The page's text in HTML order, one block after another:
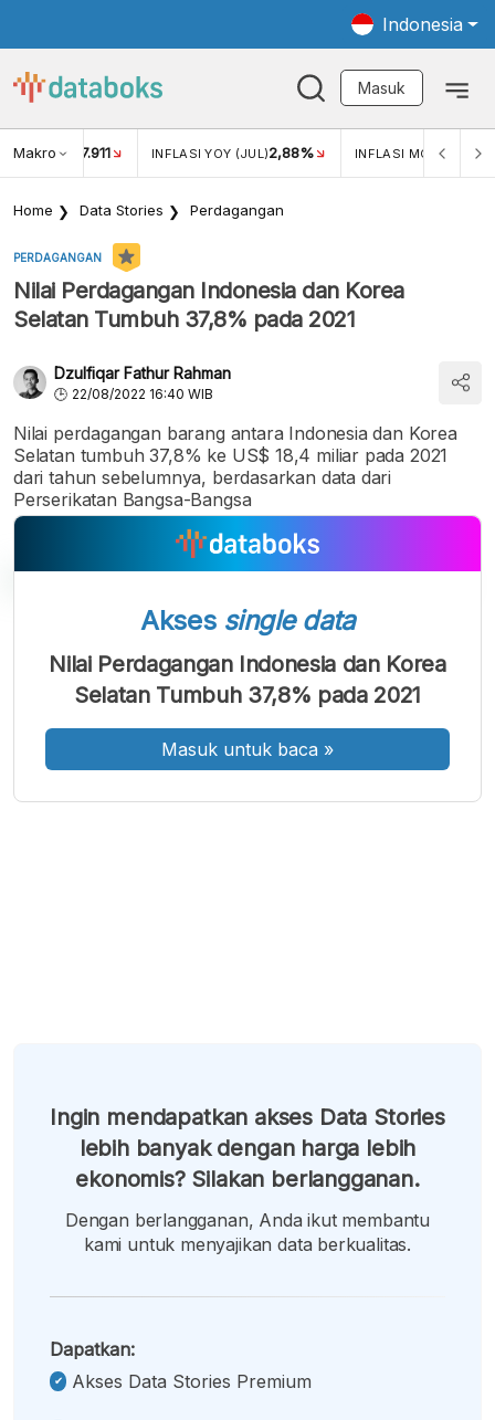
Indonesia
Masuk
Makro
USD/IDR 17.911 INFLASI YOY (JUL)2,88% INFLASI MOM (JUL)-
Home Data Stories Perdagangan
PERDAGANGAN
Nilai Perdagangan Indonesia dan Korea
Selatan Tumbuh 37,8% pada 2021
Dzulfiqar Fathur Rahman
22/08/2022 16:40 WIB
Nilai perdagangan barang antara Indonesia dan Korea
Selatan tumbuh 37,8% ke US$ 18,4 miliar pada 2021
dari tahun sebelumnya, berdasarkan data dari
Perserikatan Bangsa-Bangsa
A
Font
Kecil
A
Font
Sedang
A
Font
Besar
Akses single data
Nilai Perdagangan Indonesia dan Korea
Selatan Tumbuh 37,8% pada 2021
Masuk untuk baca »
Ingin mendapatkan akses Data Stories
lebih banyak dengan harga lebih
ekonomis? Silakan berlangganan.
Dengan berlangganan, Anda ikut membantu
kami untuk menyajikan data berkualitas.
Dapatkan:
Akses Data Stories Premium